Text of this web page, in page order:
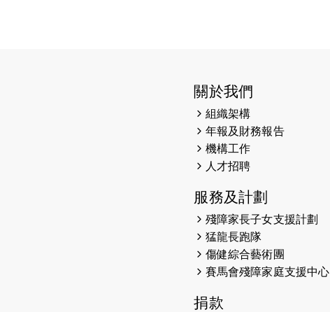
關於我們
組織架構
年報及財務報告
機構工作
人才招聘
服務及計劃
殘障家長子女支援計劃
猛龍長跑隊
傷健綜合藝術團
賽馬會殘障家庭支援中心
捐款